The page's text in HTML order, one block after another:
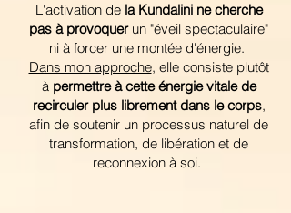
L'activation dela Kundalini ne cherche
pas à provoquerun "éveil spectaculaire"
ni à forcer une montée d'énergie.
Dans mon approche, elle consiste plutôt
à permettre à cette énergie vitale de
recirculer plus librement dans le corps,
afin de soutenir un processus naturel de
transformation, de libération et de
reconnexion à soi.